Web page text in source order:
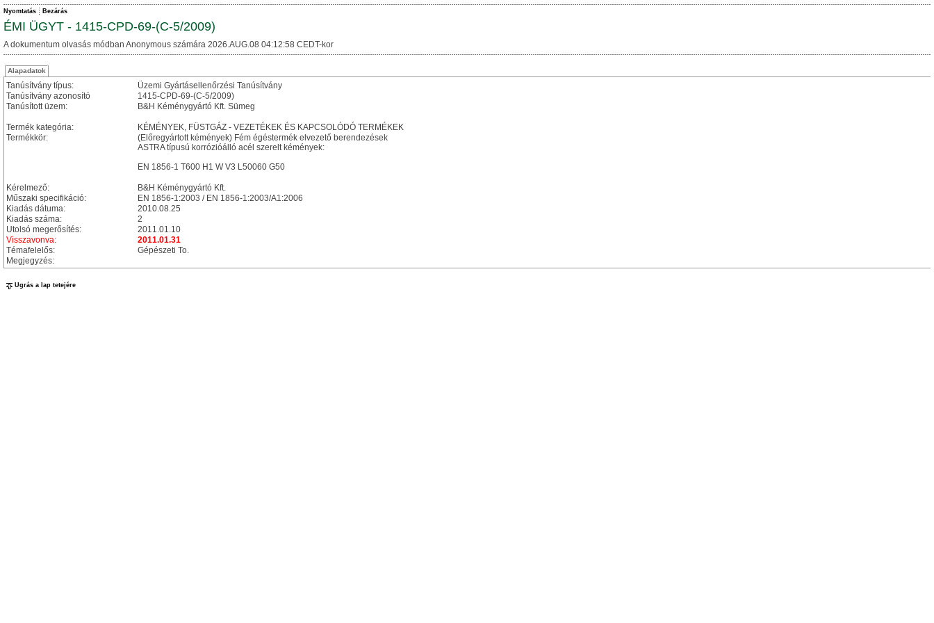
Nyomtatás Bezárás
ÉMI ÜGYT - 1415-CPD-69-(C-5/2009)
A dokumentum olvasás módban Anonymous számára 2026.AUG.08 04:12:58 CEDT-kor
Alapadatok
Tanúsítvány típus:
Üzemi Gyártásellenőrzési Tanúsítvány
Tanúsítvány azonosító
1415-CPD-69-(C-5/2009)
Tanúsított üzem:
B&H Kéménygyártó Kft. Sümeg
Termék kategória:
KÉMÉNYEK, FÜSTGÁZ - VEZETÉKEK ÉS KAPCSOLÓDÓ TERMÉKEK
Termékkör:
(Előregyártott kémények) Fém égéstermék elvezető berendezések
ASTRA típusú korrózióálló acél szerelt kémények:
EN 1856-1 T600 H1 W V3 L50060 G50
Kérelmező:
B&H Kéménygyártó Kft.
Műszaki specifikáció:
EN 1856-1:2003 / EN 1856-1:2003/A1:2006
Kiadás dátuma:
2010.08.25
Kiadás száma:
2
Utolsó megerősítés:
2011.01.10
Visszavonva:
2011.01.31
Témafelelős:
Gépészeti To.
Megjegyzés:
Ugrás a lap tetejére